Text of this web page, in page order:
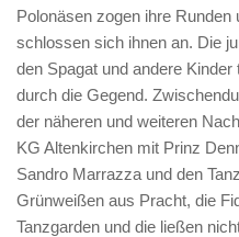
Polonäsen zogen ihre
schlossen sich ihnen an. Die
den Spagat und andere
durch die Gegend.
der näheren und weiteren
KG Altenkirchen mit Prinz
Sandro Marrazza und den
Grünweißen aus Pracht, die
Tanzgarden und die ließen